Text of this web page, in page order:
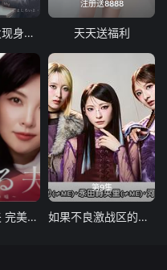
换座位后，发现身后的男生好像喜欢我
注册送8888
天天送福利
致亲爱的丈夫 完美妻子的谎言
第9集
如果不良激战区的四天王转生成了偶像团体